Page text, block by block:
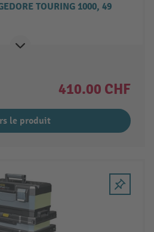
TOURING 1000, 49
410.00 CHF
le produit